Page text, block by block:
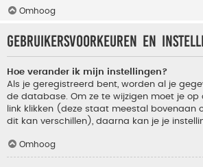
Omhoog
Gebruikersvoorkeuren en
Hoe verander ik mijn instellingen?
Als je geregistreerd bent, worden al je
de database. Om ze te wijzigen moet je op
link klikken (deze staat meestal bovenaan
dit kan verschillen), daarna kan je je
Omhoog